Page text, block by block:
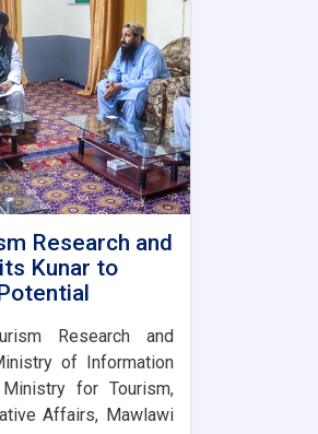
Research and
Kunar to
Research and
of Information
for Tourism,
Affairs, Mawlawi